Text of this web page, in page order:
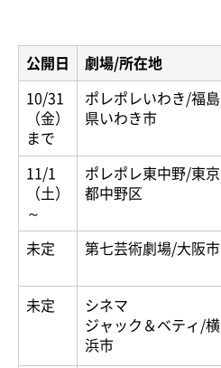
公開日 劇場/所在地
10/31
（金）
まで
ポレポレいわき/福島
県いわき市
11/1
（土）
～
ポレポレ東中野/東京
都中野区
未定 第七芸術劇場/大阪市
未定
シネマ
ジャック＆ベティ/横
浜市